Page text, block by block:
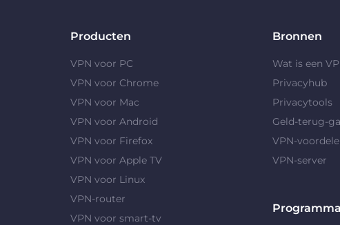
Producten
VPN voor PC
VPN voor Chrome
VPN voor Mac
VPN voor Android
VPN voor Firefox
VPN voor Apple TV
VPN voor Linux
VPN-router
VPN voor smart-tv
Bronnen
Wat is een
Privacyhub
Privacytools
Geld-terug-
VPN-
VPN-server